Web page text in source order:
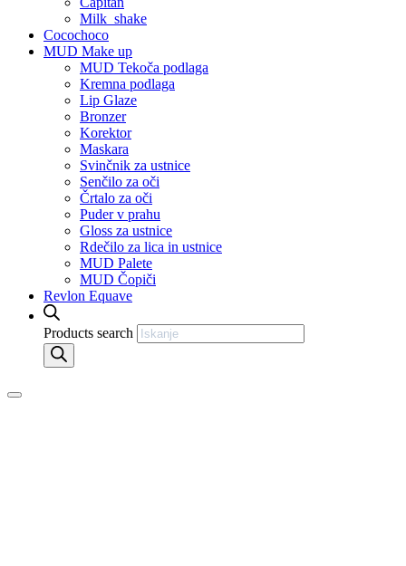
Milk_shake
Cocochoco
MUD Make up
MUD Tekoča podlaga
Kremna podlaga
Lip Glaze
Bronzer
Korektor
Maskara
Svinčnik za ustnice
Senčilo za oči
Črtalo za oči
Puder v prahu
Gloss za ustnice
Rdečilo za lica in ustnice
MUD Palete
MUD Čopiči
Revlon Equave
Products search